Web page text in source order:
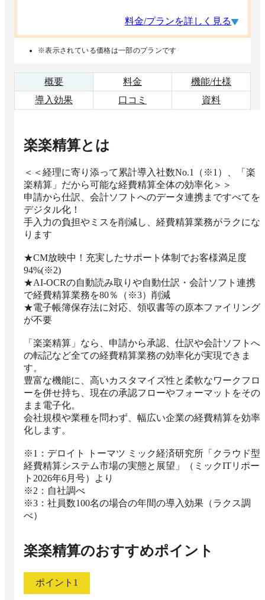
料金/プランを詳しく見る
※表示されている価格は一部のプランです
概要 料金
機能/仕様
導入効果
口コミ 資料
楽楽精算とは
＜＜経理に寄り添って累計導入社数No.1（※1）、「楽
楽精算」だから可能な経費精算全体の効率化＞＞
申請から仕訳、会計ソフトへのデータ連携まですべてを
デジタル化！
手入力の負担やミスを削減し、経費精算業務がラクにな
ります
★CM放映中！充実したサポート体制でお客様満足度
94%(※2)
★AI-OCRの自動読み取りや自動仕訳・会計ソフト連携
で経費精算業務を80％（※3）削減
★電子帳簿保存法に対応、領収書等の原本ファイリング
が不要
「楽楽精算」なら、申請から承認、仕訳や会計ソフトへ
の転記など全ての経費精算業務の効率化が実現できま
す。
豊富な機能に、高いカスタマイズ性と柔軟なワークフロ
ーを併せ持ち、現在の承認フローやフォーマットをその
まま電子化。
会社規模や業種を問わず、幅広い企業の経費精算を効率
化します。
※1：デロイト トーマツ ミック経済研究所「クラウド型
経費精算システム市場の実態と展望」（ミックITリポー
ト2026年6月号）より
※2：自社調べ
※3：社員数100名の場合の年間の導入効果（ラクス調
楽楽精算のおすすめポイント
ポイント 1